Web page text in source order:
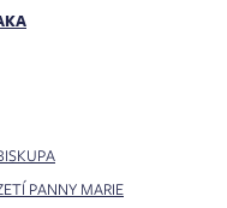
PANNY MARIE